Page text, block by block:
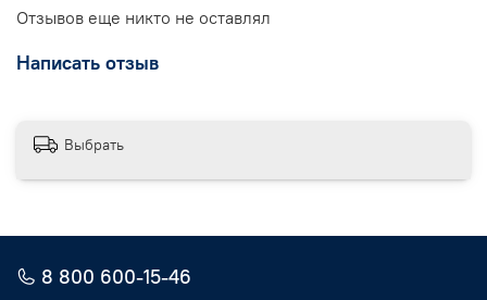
Отзывов еще никто не оставлял
Написать отзыв
Выбрать
8 800 600-15-46